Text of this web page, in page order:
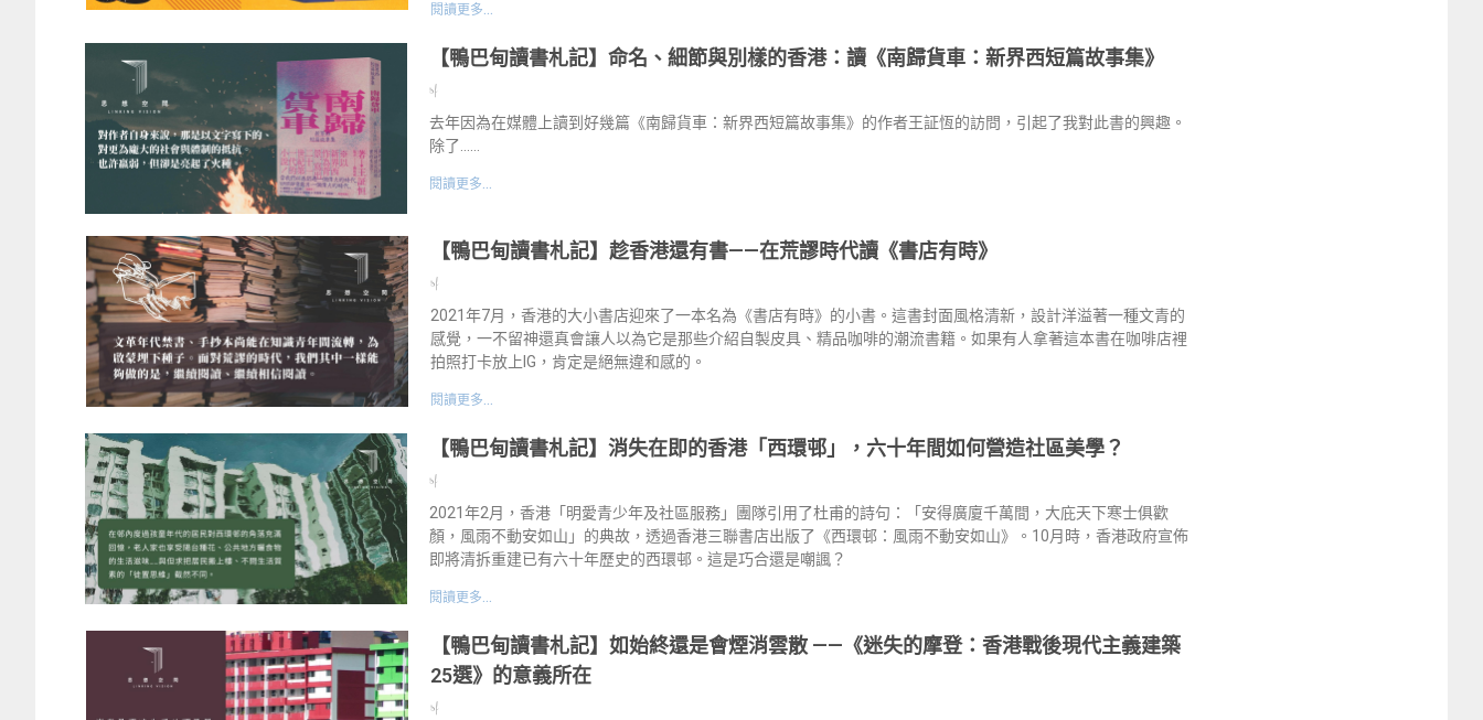
閱讀更多...
【鴨巴甸讀書札記】命名、細節與別樣的香港：讀《南歸貨車：新界西短篇故事集》
sf
去年因為在媒體上讀到好幾篇《南歸貨車：新界西短篇故事集》的作者王証恆的訪問，引起了我對此書的興趣。
除了……
閱讀更多...
【鴨巴甸讀書札記】趁香港還有書——在荒謬時代讀《書店有時》
sf
2021年7月，香港的大小書店迎來了一本名為《書店有時》的小書。這書封面風格清新，設計洋溢著一種文青的
感覺，一不留神還真會讓人以為它是那些介紹自製皮具、精品咖啡的潮流書籍。如果有人拿著這本書在咖啡店裡
拍照打卡放上IG，肯定是絕無違和感的。
閱讀更多...
【鴨巴甸讀書札記】消失在即的香港「西環邨」，六十年間如何營造社區美學？
sf
2021年2月，香港「明愛青少年及社區服務」團隊引用了杜甫的詩句：「安得廣廈千萬間，大庇天下寒士俱歡
顏，風雨不動安如山」的典故，透過香港三聯書店出版了《西環邨：風雨不動安如山》。10月時，香港政府宣佈
即將清拆重建已有六十年歷史的西環邨。這是巧合還是嘲諷？
閱讀更多...
【鴨巴甸讀書札記】如始終還是會煙消雲散 ——《迷失的摩登：香港戰後現代主義建築
25選》的意義所在
sf